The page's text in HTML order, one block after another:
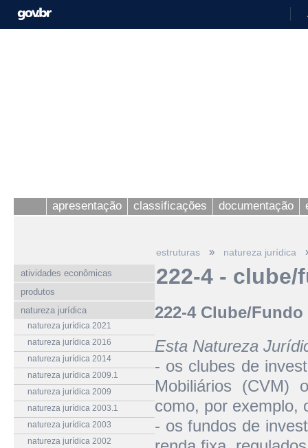
apresentação classificações documentação
atividades econômicas
produtos
natureza jurídica
natureza jurídica 2021
natureza jurídica 2016
natureza jurídica 2014
natureza jurídica 2009.1
natureza jurídica 2009
natureza jurídica 2003.1
natureza jurídica 2003
natureza jurídica 2002
estruturas » natureza jurídica
222-4 -
222-4 Clube/
Esta Natureza
- os clubes de
Mobiliários (CVM)
como, por exemplo,
- os fundos de